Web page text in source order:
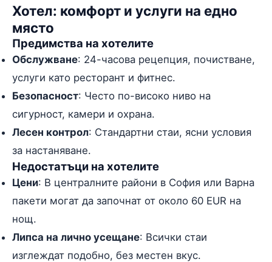
Хотел: комфорт и услуги на едно
място
Предимства на хотелите
Обслужване: 24-часова рецепция, почистване,
услуги като ресторант и фитнес.
Безопасност: Често по-високо ниво на
сигурност, камери и охрана.
Лесен контрол: Стандартни стаи, ясни условия
за настаняване.
Недостатъци на хотелите
Цени: В централните райони в София или Варна
пакети могат да започнат от около 60 EUR на
нощ.
Липса на лично усещане: Всички стаи
изглеждат подобно, без местен вкус.